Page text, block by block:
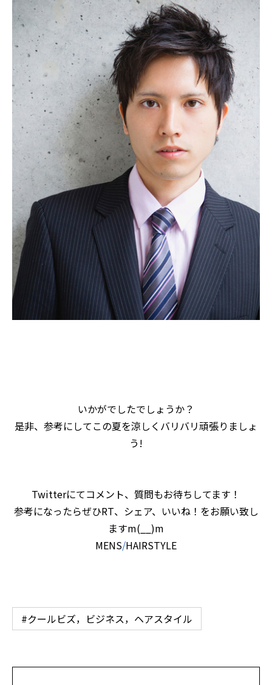
いかがでしたでしょうか？
是非、参考にしてこの夏を涼しくバリバリ頑張りましょ
う!
Twitterにてコメント、質問もお待ちしてます！
参考になったらぜひRT、シェア、いいね！をお願い致し
ますm(__)m
MENS/HAIRSTYLE
#クールビズ，ビジネス，ヘアスタイル